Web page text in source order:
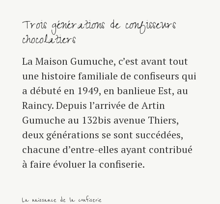
Trois générations de confisseurs
chocolatiers
La Maison Gumuche, c’est avant tout
une histoire familiale de confiseurs qui
a débuté en 1949, en banlieue Est, au
Raincy. Depuis l’arrivée de Artin
Gumuche au 132bis avenue Thiers,
deux générations se sont succédées,
chacune d’entre-elles ayant contribué
à faire évoluer la confiserie.
La naissance de la confiserie